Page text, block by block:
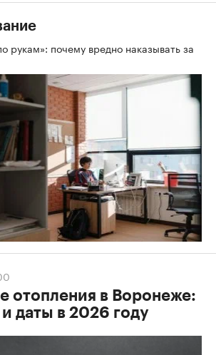
рукам»: почему вредно наказывать за
отопления в Воронеже:
даты в 2026 году